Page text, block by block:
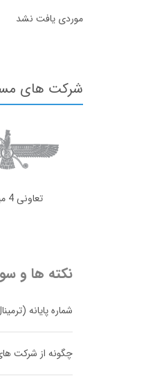
موردی یافت نشد
شرکت های
تعاونی 4 میهن نور
نکته ها و
شماره پایانه
چگونه از شرکت